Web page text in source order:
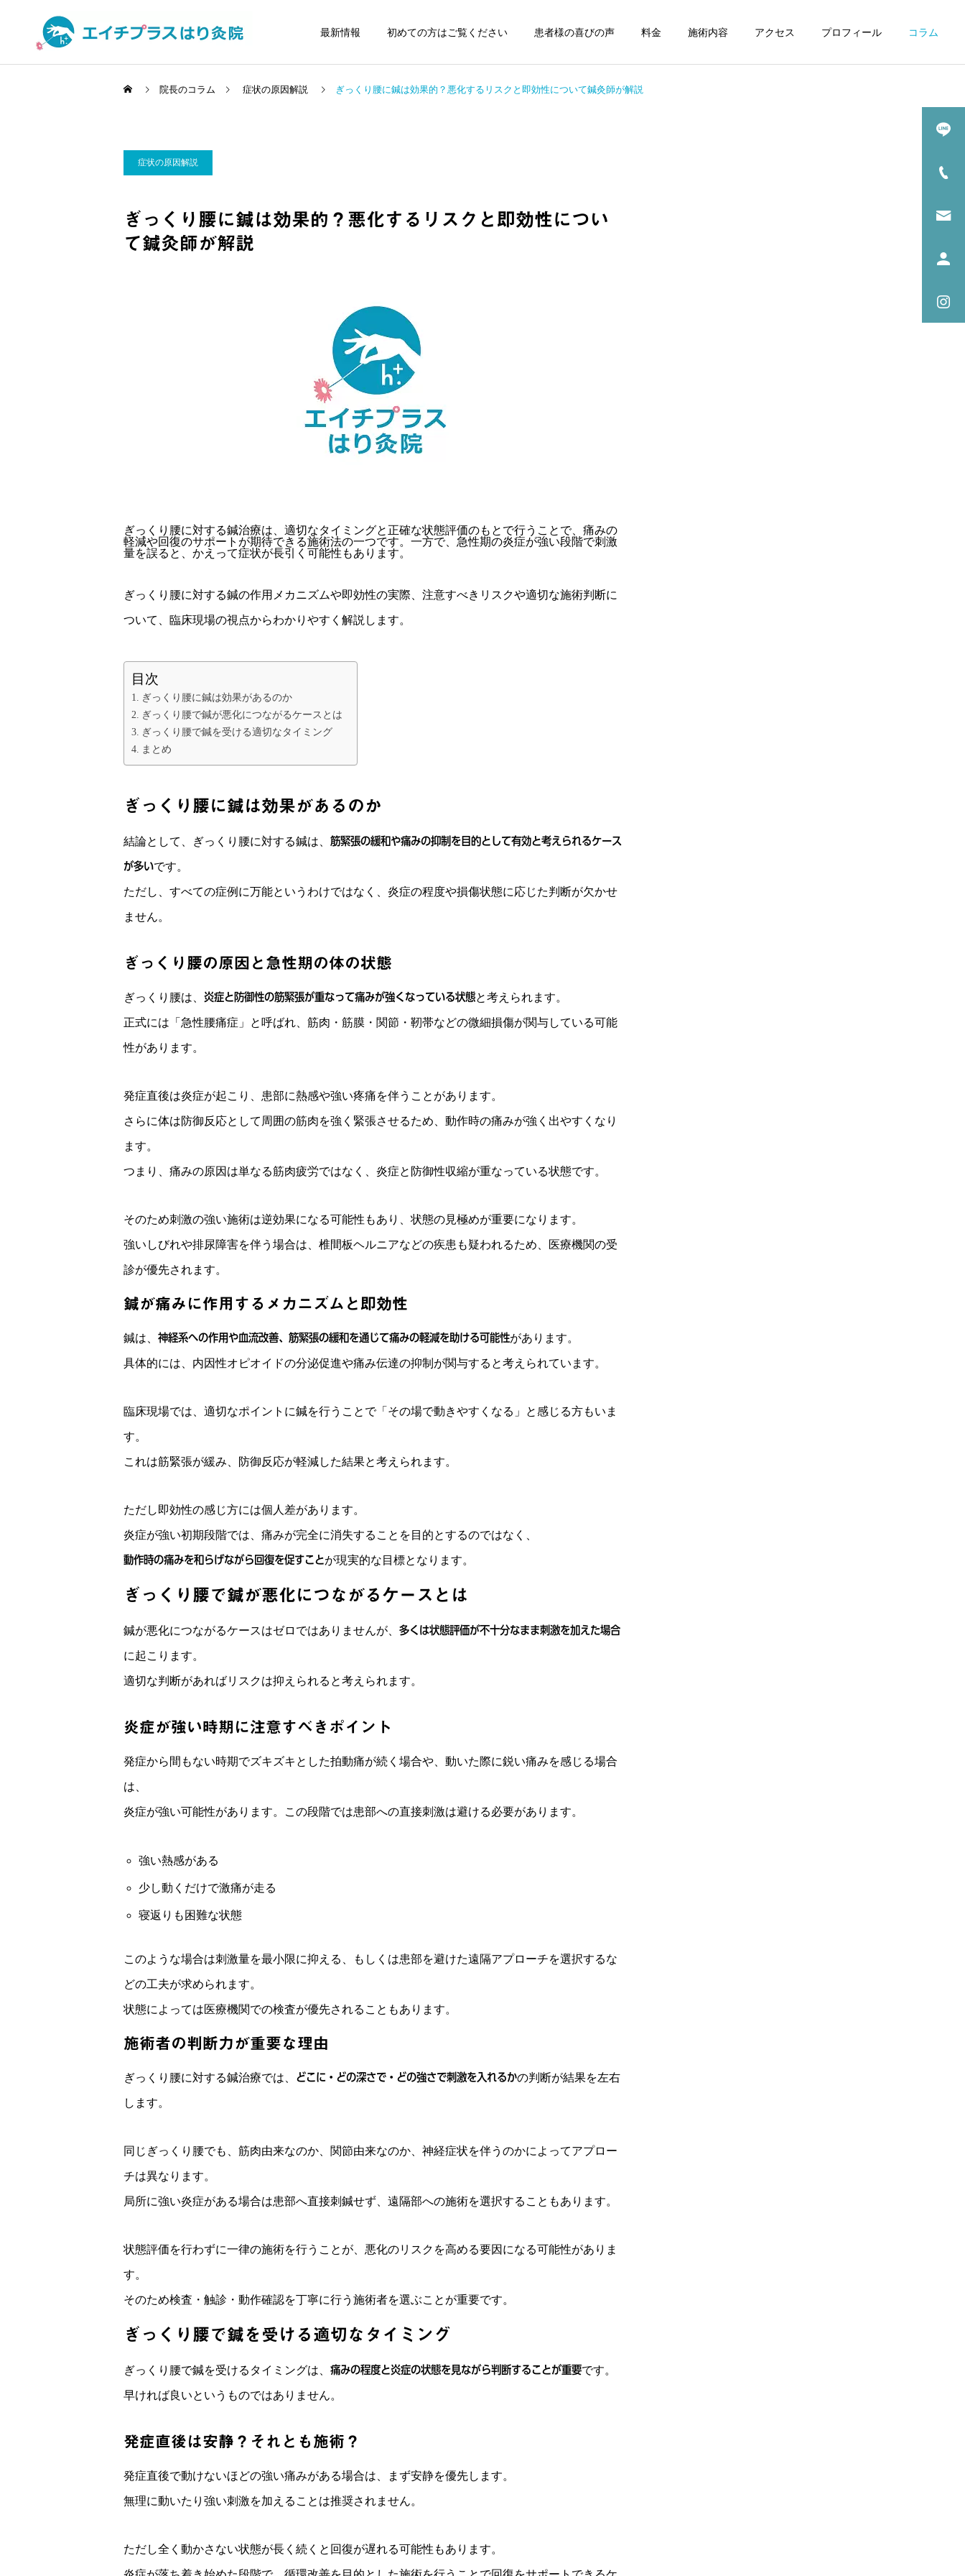
最新情報 初めての方はご覧ください 患者様の喜びの声 料金 施術内容 アクセス プロフィール コラム
頭皮から全身を変える
はり治療 YNSA
10代の自律神経の乱れ｜起
立性調節障害に対する鍼灸
ぎっくり腰にお悩みの方へ
顔面神経麻痺の後遺症と
坐骨神経痛に鍼は効く？効
院長のコラム 症状の原因解説 ぎっくり腰に鍼は効果的？悪化するリスクと即効性について鍼灸師が解説
症状の原因解説
ぎっくり腰に鍼は効果的？悪化するリスクと即効性につい
て鍼灸師が解説
ぎっくり腰に対する鍼治療は、適切なタイミングと正確な状態評価のもとで行うことで、痛みの
軽減や回復のサポートが期待できる施術法の一つです。一方で、急性期の炎症が強い段階で刺激
量を誤ると、かえって症状が長引く可能性もあります。
ぎっくり腰に対する鍼の作用メカニズムや即効性の実際、注意すべきリスクや適切な施術判断に
ついて、臨床現場の視点からわかりやすく解説します。
目次
ぎっくり腰に鍼は効果があるのか
ぎっくり腰で鍼が悪化につながるケースとは
ぎっくり腰で鍼を受ける適切なタイミング
まとめ
ぎっくり腰に鍼は効果があるのか
結論として、ぎっくり腰に対する鍼は、 筋緊張の緩和や痛みの抑制を目的として有効と考えられるケース
が多いです。
ただし、すべての症例に万能というわけではなく、炎症の程度や損傷状態に応じた判断が欠かせ
ません。
ぎっくり腰の原因と急性期の体の状態
ぎっくり腰は、 炎症と防御性の筋緊張が重なって痛みが強くなっている状態と考えられます。
正式には「急性腰痛症」と呼ばれ、筋肉・筋膜・関節・靭帯などの微細損傷が関与している可能
性があります。
発症直後は炎症が起こり、患部に熱感や強い疼痛を伴うことがあります。
さらに体は防御反応として周囲の筋肉を強く緊張させるため、動作時の痛みが強く出やすくなり
ます。
つまり、痛みの原因は単なる筋肉疲労ではなく、炎症と防御性収縮が重なっている状態です。
そのため刺激の強い施術は逆効果になる可能性もあり、状態の見極めが重要になります。
強いしびれや排尿障害を伴う場合は、椎間板ヘルニアなどの疾患も疑われるため、医療機関の受
診が優先されます。
鍼が痛みに作用するメカニズムと即効性
鍼は、 神経系への作用や血流改善、筋緊張の緩和を通じて痛みの軽減を助ける可能性があります。
具体的には、内因性オピオイドの分泌促進や痛み伝達の抑制が関与すると考えられています。
臨床現場では、適切なポイントに鍼を行うことで「その場で動きやすくなる」と感じる方もいま
す。
これは筋緊張が緩み、防御反応が軽減した結果と考えられます。
ただし即効性の感じ方には個人差があります。
炎症が強い初期段階では、痛みが完全に消失することを目的とするのではなく、
動作時の痛みを和らげながら回復を促すことが現実的な目標となります。
ぎっくり腰で鍼が悪化につながるケースとは
鍼が悪化につながるケースはゼロではありませんが、 多くは状態評価が不十分なまま刺激を加えた場合
に起こります。
適切な判断があればリスクは抑えられると考えられます。
炎症が強い時期に注意すべきポイント
発症から間もない時期でズキズキとした拍動痛が続く場合や、動いた際に鋭い痛みを感じる場合
は、
炎症が強い可能性があります。この段階では患部への直接刺激は避ける必要があります。
強い熱感がある
少し動くだけで激痛が走る
寝返りも困難な状態
このような場合は刺激量を最小限に抑える、もしくは患部を避けた遠隔アプローチを選択するな
どの工夫が求められます。
状態によっては医療機関での検査が優先されることもあります。
施術者の判断力が重要な理由
ぎっくり腰に対する鍼治療では、 どこに・どの深さで・どの強さで刺激を入れるかの判断が結果を左右
します。
同じぎっくり腰でも、筋肉由来なのか、関節由来なのか、神経症状を伴うのかによってアプロー
チは異なります。
局所に強い炎症がある場合は患部へ直接刺鍼せず、遠隔部への施術を選択することもあります。
状態評価を行わずに一律の施術を行うことが、悪化のリスクを高める要因になる可能性がありま
す。
そのため検査・触診・動作確認を丁寧に行う施術者を選ぶことが重要です。
ぎっくり腰で鍼を受ける適切なタイミング
ぎっくり腰で鍼を受けるタイミングは、 痛みの程度と炎症の状態を見ながら判断することが重要です。
早ければ良いというものではありません。
発症直後は安静？それとも施術？
発症直後で動けないほどの強い痛みがある場合は、まず安静を優先します。
無理に動いたり強い刺激を加えることは推奨されません。
ただし全く動かさない状態が長く続くと回復が遅れる可能性もあります。